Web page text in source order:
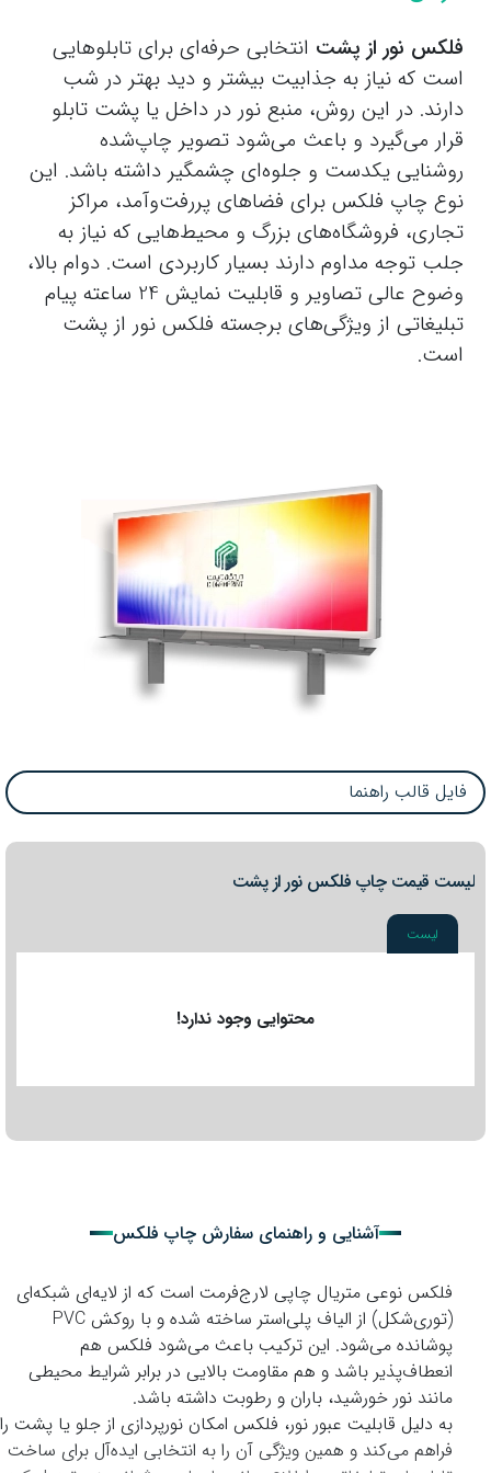
فلکس نور از پشت انتخابی حرفه‌ای برای تابلوهایی
است که نیاز به جذابیت بیشتر و دید بهتر در شب
دارند. در این روش، منبع نور در داخل یا پشت تابلو
قرار می‌گیرد و باعث می‌شود تصویر چاپ‌شده
روشنایی یکدست و جلوه‌ای چشمگیر داشته باشد. این
نوع چاپ فلکس برای فضاهای پررفت‌وآمد، مراکز
تجاری، فروشگاه‌های بزرگ و محیط‌هایی که نیاز به
جلب توجه مداوم دارند بسیار کاربردی است. دوام بالا،
وضوح عالی تصاویر و قابلیت نمایش 24 ساعته پیام
تبلیغاتی از ویژگی‌های برجسته فلکس نور از پشت
است.
فایل قالب راهنما
لیست قیمت چاپ فلکس نور از پشت
لیست
محتوایی وجود ندارد!
آشنایی و راهنمای سفارش چاپ فلکس
فلکس نوعی متریال چاپی لارج‌فرمت است که از لایه‌ای شبکه‌ای
(توری‌شکل) از الیاف پلی‌استر ساخته شده و با روکش PVC
پوشانده می‌شود. این ترکیب باعث می‌شود فلکس هم
انعطاف‌پذیر باشد و هم مقاومت بالایی در برابر شرایط محیطی
مانند نور خورشید، باران و رطوبت داشته باشد.
به دلیل قابلیت عبور نور، فلکس امکان نورپردازی از جلو یا پشت را
فراهم می‌کند و همین ویژگی آن را به انتخابی ایده‌آل برای ساخت